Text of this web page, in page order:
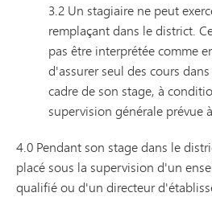
3.2 Un stagiaire ne peut
remplaçant dans le district.
pas être interprétée comme
d'assurer seul des cours
cadre de son stage, à
supervision générale prévue
4.0 Pendant son stage dans le
placé sous la supervision d'un
qualifié ou d'un directeur